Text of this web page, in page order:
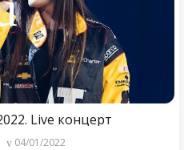
Live концерт
04/01/2022